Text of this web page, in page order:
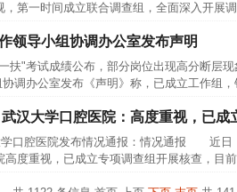
，第一时间成立联合调查组，全面深入开展
领导小组协调办公室发布声明
"考试成绩公布，部分岗位出现高分断层现
调办公室发布《声明》称，已成立工作组
汉大学口腔医院：高度重视，已成
腔医院发布情况通报：情况通报 近日
高度重视，已成立专项调查组开展核查，目
责任有效落实 一纸欠